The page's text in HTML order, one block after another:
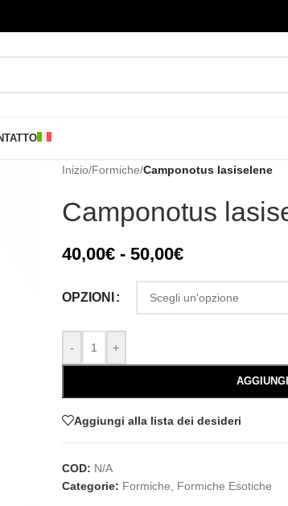
Inizio/Formiche/Camponotus lasiselene
Camponotus
40,00€ - 50,00€
OPZIONI
- +
Aggiungi alla lista dei desideri
COD: N/A
Categorie: Formiche Formiche Esotiche